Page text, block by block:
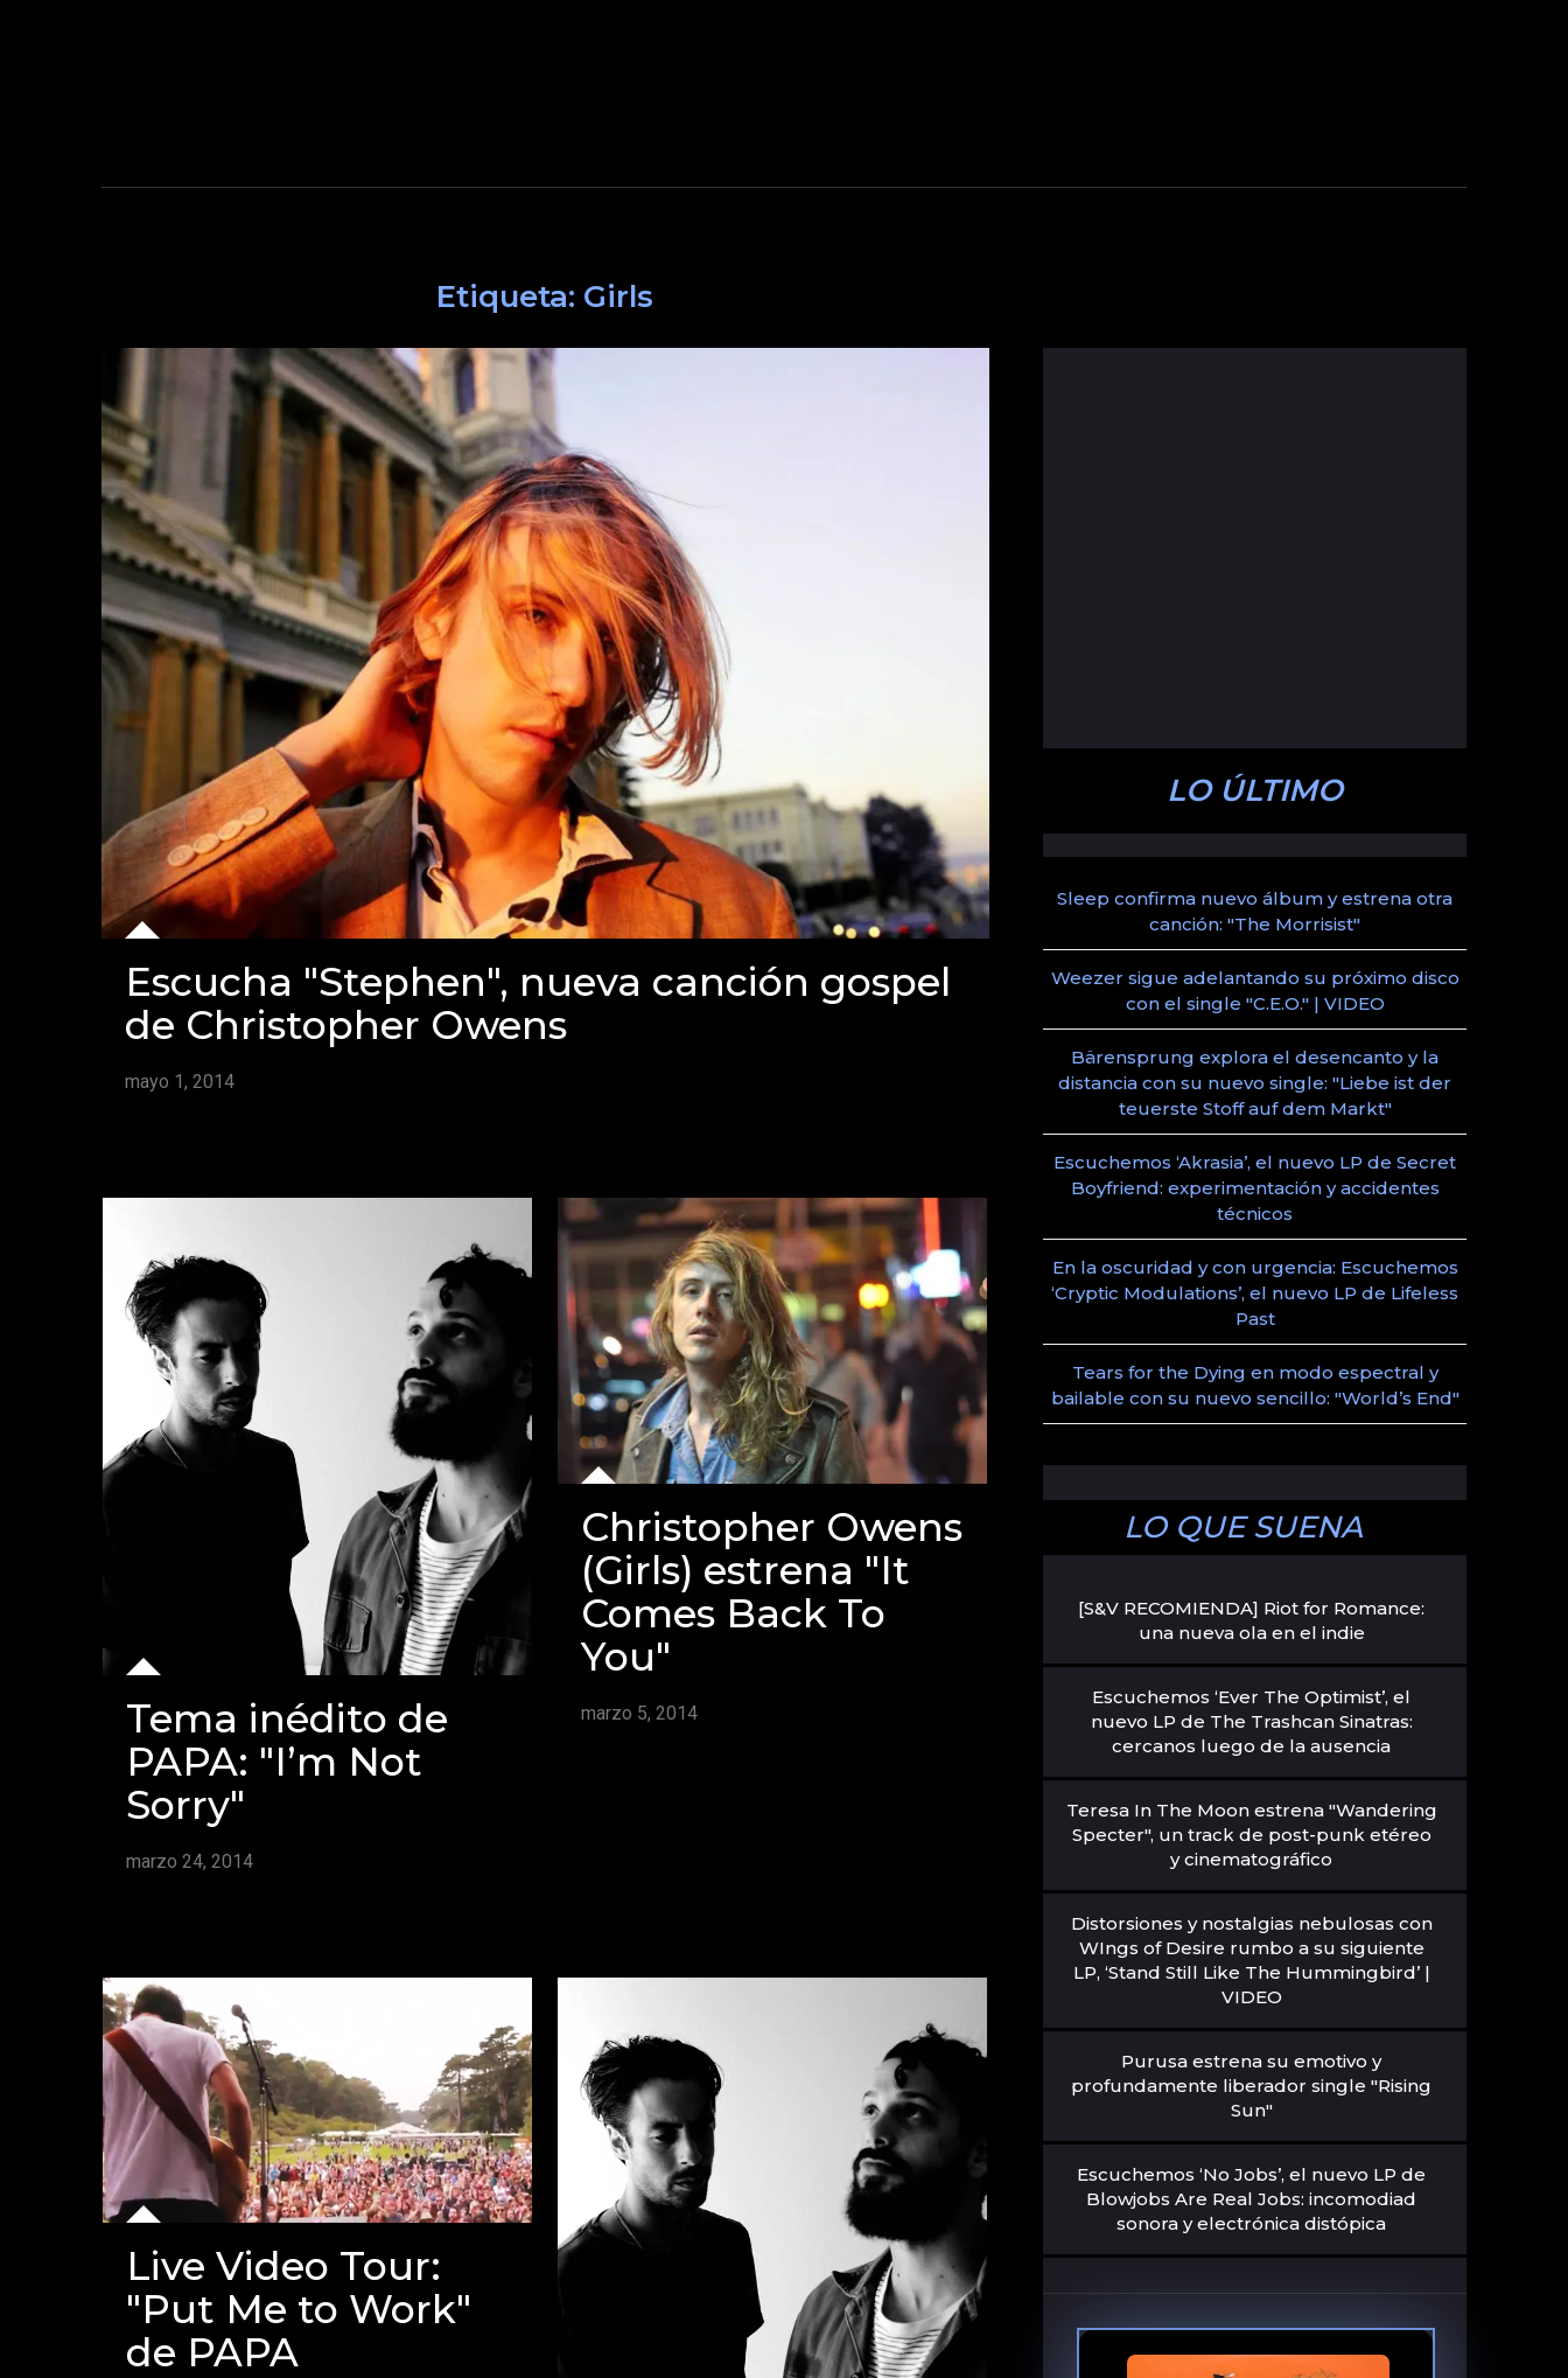
Etiqueta: Girls
Escucha "Stephen", nueva canción gospel
de Christopher Owens
mayo 1, 2014
Tema inédito de
PAPA: "I’m Not
Sorry"
marzo 24, 2014
Christopher Owens
(Girls) estrena "It
Comes Back To
You"
marzo 5, 2014
Live Video Tour:
"Put Me to Work"
de PAPA
LO ÚLTIMO
Sleep confirma nuevo álbum y estrena otra
canción: "The Morrisist"
Weezer sigue adelantando su próximo disco
con el single "C.E.O." | VIDEO
Bärensprung explora el desencanto y la
distancia con su nuevo single: "Liebe ist der
teuerste Stoff auf dem Markt"
Escuchemos ‘Akrasia’, el nuevo LP de Secret
Boyfriend: experimentación y accidentes
técnicos
En la oscuridad y con urgencia: Escuchemos
‘Cryptic Modulations’, el nuevo LP de Lifeless
Past
Tears for the Dying en modo espectral y
bailable con su nuevo sencillo: "World’s End"
LO QUE SUENA
[S&V RECOMIENDA] Riot for Romance:
una nueva ola en el indie
Escuchemos ‘Ever The Optimist’, el
nuevo LP de The Trashcan Sinatras:
cercanos luego de la ausencia
Teresa In The Moon estrena "Wandering
Specter", un track de post-punk etéreo
y cinematográfico
Distorsiones y nostalgias nebulosas con
WIngs of Desire rumbo a su siguiente
LP, ‘Stand Still Like The Hummingbird’ |
VIDEO
Purusa estrena su emotivo y
profundamente liberador single "Rising
Sun"
Escuchemos ‘No Jobs’, el nuevo LP de
Blowjobs Are Real Jobs: incomodiad
sonora y electrónica distópica